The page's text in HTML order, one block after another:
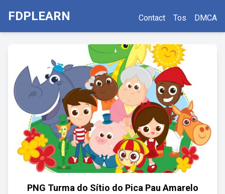
FDPLEARN Contact Tos DMCA
PNG Turma do Sítio do Pica Pau Amarelo